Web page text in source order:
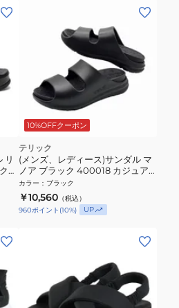
リ
10%OFFクーポン
テリック
(メンズ、レディース)サンダル マ
ノア ブラック 400018 カジュア
ル シューズ スポーツサンダル シ
ャワーサンダル
カラー ： ブラック
￥10,560 （税込）
960ポイント (10%) UP